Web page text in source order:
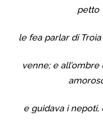
petto
le fea parlar di
venne; e
e guidava i nepoti,